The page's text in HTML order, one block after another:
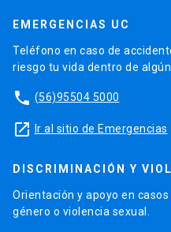
EMERGENCIAS UC
Teléfono en caso de
riesgo tu vida dentro de
phone (56)95504 5000
launch Ir al sitio de Emergencias
DISCRIMINACIÓN Y
Orientación y apoyo en
género o violencia sexual.